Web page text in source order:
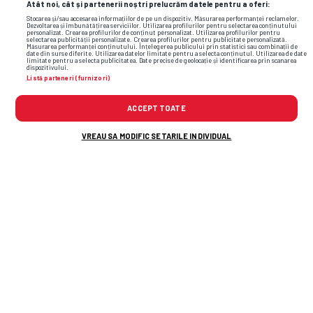
Atât noi, cât și partenerii noștri prelucrăm datele pentru a oferi:
Stocarea și/sau accesarea informațiilor de pe un dispozitiv. Măsurarea performanței reclamelor.
Dezvoltarea și îmbunătățirea serviciilor. Utilizarea profilurilor pentru selectarea conținutului
personalizat. Crearea profilurilor de conținut personalizat. Utilizarea profilurilor pentru
selectarea publicității personalizate. Crearea profilurilor pentru publicitate personalizată.
Măsurarea performanței conținutului. Înțelegerea publicului prin statistici sau combinații de
date din surse diferite. Utilizarea datelor limitate pentru a selecta conținutul. Utilizarea de date
limitate pentru a selecta publicitatea. Date precise de geolocație și identificarea prin scanarea
dispozitivului.
Listă parteneri (furnizori)
ACCEPT TOATE
VREAU SA MODIFIC SETARILE INDIVIDUAL